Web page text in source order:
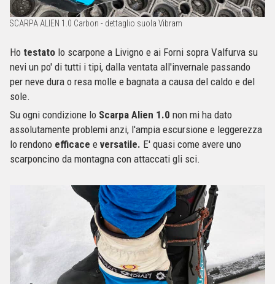
SCARPA ALIEN 1.0 Carbon - dettaglio suola Vibram
Ho testato lo scarpone a Livigno e ai Forni sopra Valfurva su
nevi un po' di tutti i tipi, dalla ventata all'invernale passando
per neve dura o resa molle e bagnata a causa del caldo e del
sole.
Su ogni condizione lo Scarpa Alien 1.0 non mi ha dato
assolutamente problemi anzi, l'ampia escursione e leggerezza
lo rendono efficace e versatile. E' quasi come avere uno
scarponcino da montagna con attaccati gli sci.